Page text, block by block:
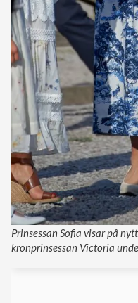
Prinsessan Sofia visar på
kronprinsessan Victoria